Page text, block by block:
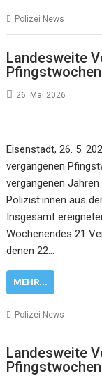
Polizei News
Landesweite
26. Mai 2026
Eisenstadt, 26. 5.
vergangenen
vergangenen
Polizist:innen aus
Insgesamt
Wochenendes 21
denen 22…
MEHR...
Polizei News
Landesweite